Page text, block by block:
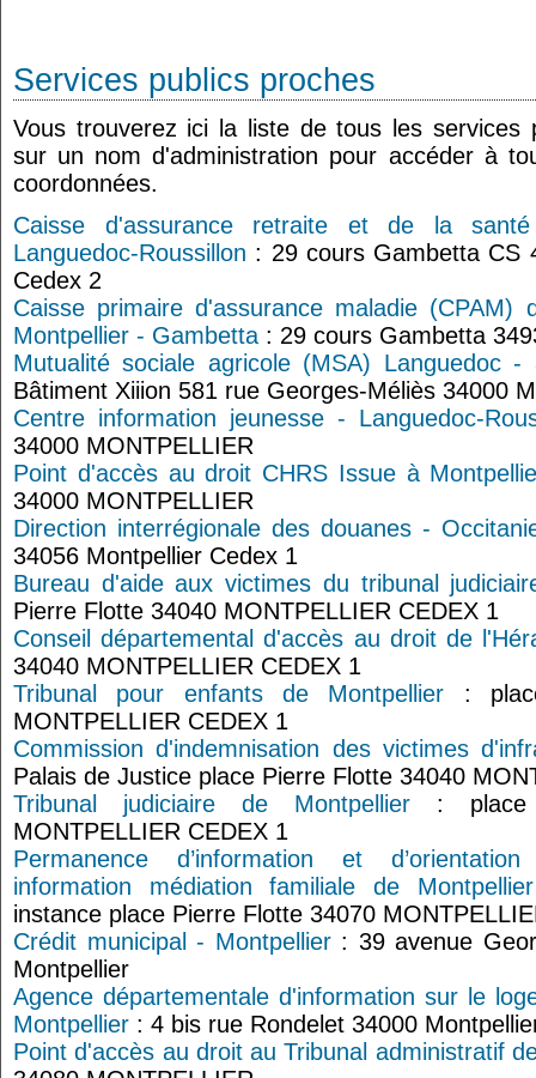
Services publics proches
Vous trouverez ici la liste de tous les services
sur un nom d'administration pour accéder à
coordonnées.
Caisse d'assurance retraite et de la
Languedoc-Roussillon : 29 cours Gambetta CS
Cedex 2
Caisse primaire d'assurance maladie (CPAM)
Montpellier - Gambetta : 29 cours Gambetta
Mutualité sociale agricole (MSA) Languedoc -
Bâtiment Xiiion 581 rue Georges-Méliès 34000
Centre information jeunesse - Languedoc-
34000 MONTPELLIER
Point d'accès au droit CHRS Issue à
34000 MONTPELLIER
Direction interrégionale des douanes -
34056 Montpellier Cedex 1
Bureau d'aide aux victimes du tribunal
Pierre Flotte 34040 MONTPELLIER CEDEX 1
Conseil départemental d'accès au droit de
34040 MONTPELLIER CEDEX 1
Tribunal pour enfants de Montpellier :
MONTPELLIER CEDEX 1
Commission d'indemnisation des victimes
Palais de Justice place Pierre Flotte 34040
Tribunal judiciaire de Montpellier : place
MONTPELLIER CEDEX 1
Permanence d’information et
information médiation familiale de Montpellier
instance place Pierre Flotte 34070
Crédit municipal - Montpellier: 39 avenue
Montpellier
Agence départementale d'information sur le
Montpellier : 4 bis rue Rondelet 34000
Point d'accès au droit au Tribunal administratif